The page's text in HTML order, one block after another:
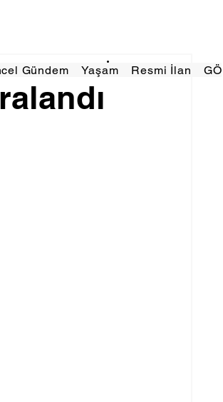
Gündem Yaşam Resmi İlan